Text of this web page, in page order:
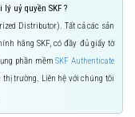
lý uỷ quyền SKF ?
Distributor). Tất cả các sản
hãng SKF, có đầy đủ giấy tờ
phần mềmSKF Authenticate
trường. Liên hệ với chúng tôi